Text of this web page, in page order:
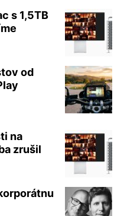
s 1,5TB
od
na
zrušil